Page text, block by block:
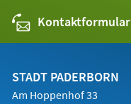
Kontaktformular
STADT PADERBORN
Am Hoppenhof 33